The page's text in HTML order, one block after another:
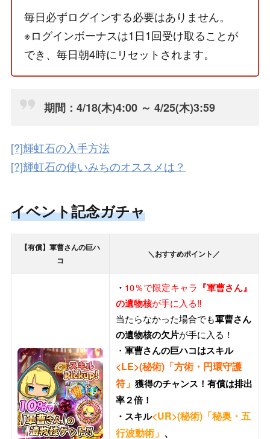
毎日必ずログインする必要はありません。
※ログインボーナスは1日1回受け取ることが
でき、毎日朝4時にリセットされます。
期間：4/18(木)4:00 ～ 4/25(木)3:59
[?]輝虹石の入手方法
[?]輝虹石の使いみちのオススメは？
イベント記念ガチャ
【有償】軍曹さんの巨ハ
コ
＼おすすめポイント／
・ 10％で限定キャラ 『軍曹さん』
の遺物核が手に入る‼
当たらなかった場合でも軍曹さん
の遺物核の欠片が手に入る！
・ 軍曹さんの巨ハコはスキル
<LE>(秘術)「方術・円環守護
符」 獲得のチャンス！有償は排出
率２倍！
・スキル<UR>(秘術)「秘奥・五
行波動術」 、